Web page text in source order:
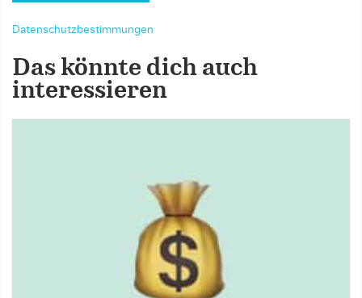
Datenschutzbestimmungen
Das könnte dich auch
interessieren